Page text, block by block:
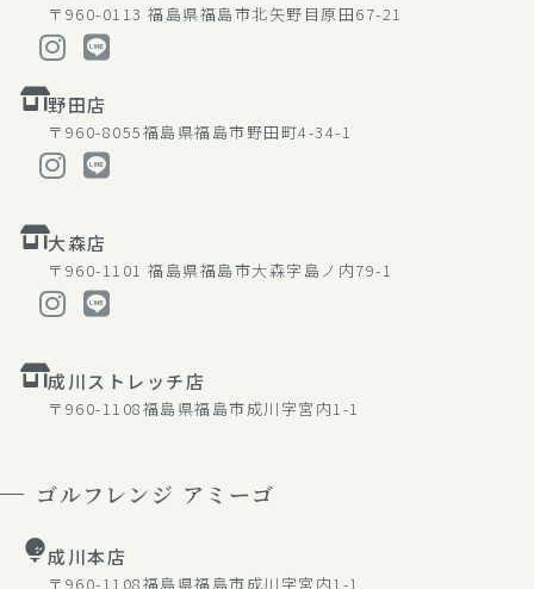
〒960-0113 福島県福島市北矢野目原田67-21
野田店
〒960-8055福島県福島市野田町4-34-1
大森店
〒960-1101 福島県福島市大森字島ノ内79-1
成川ストレッチ店
〒960-1108福島県福島市成川字宮内1-1
ゴルフレンジ アミーゴ
成川本店
〒960-1108福島県福島市成川字宮内1-1